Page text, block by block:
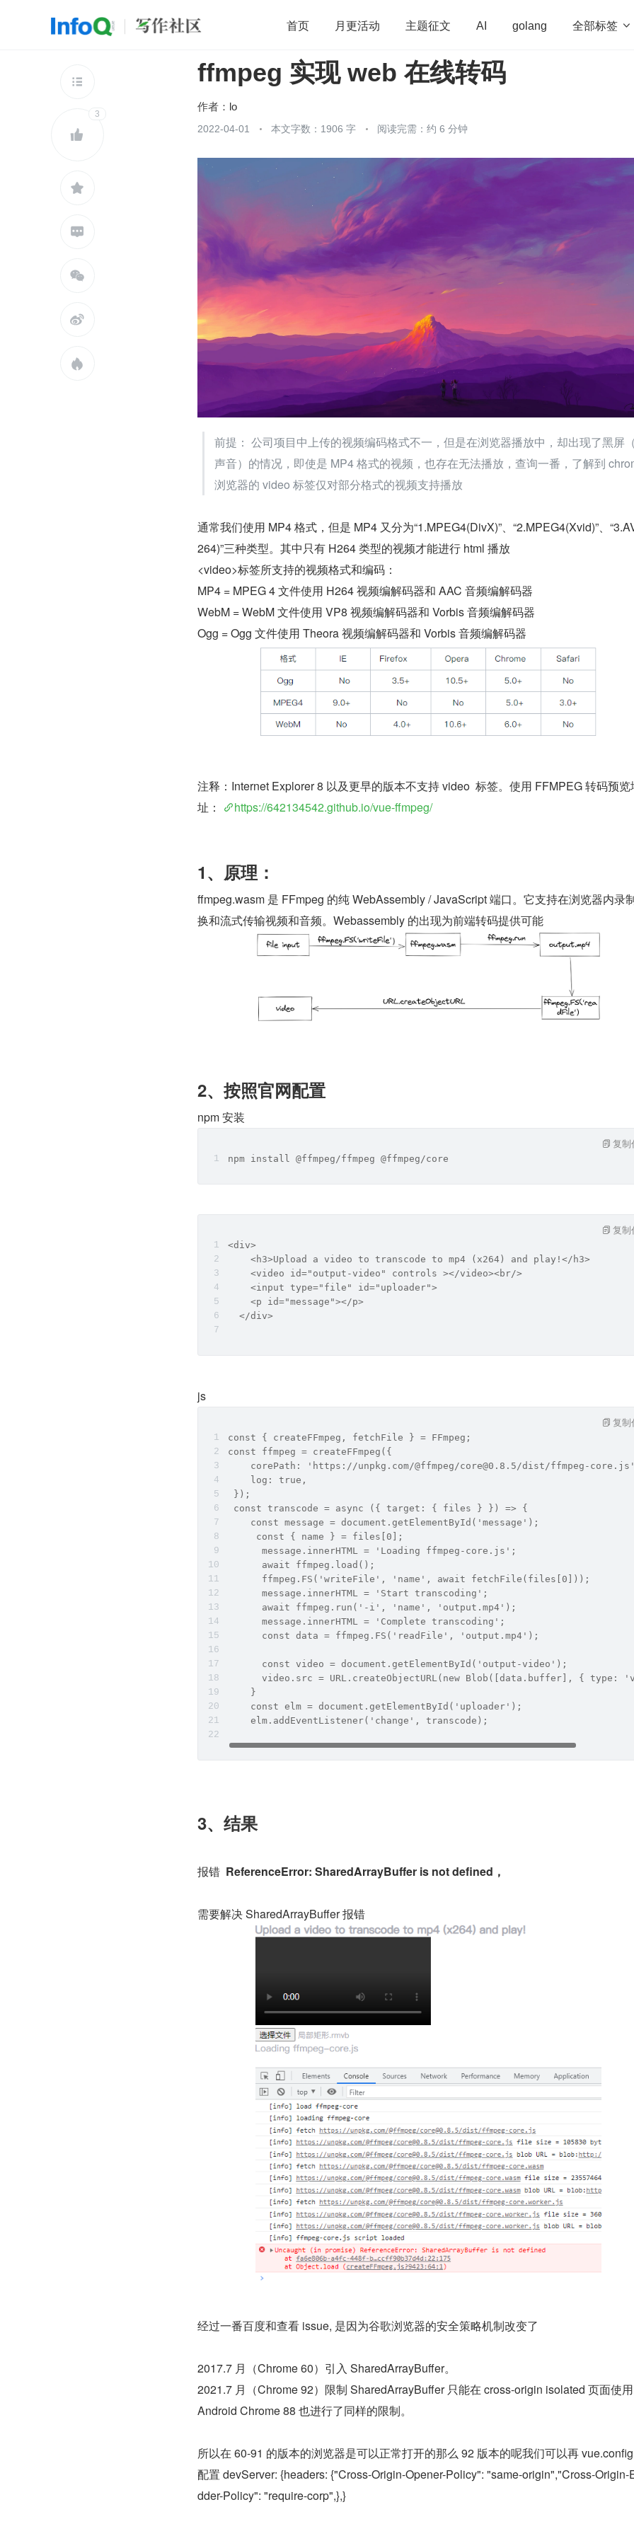
首页 月更活动 主题征文 AI golang 全部标签 
开源 架构 OpenHarmony 算法 学习方法
查看更多


3





ffmpeg 实现 web 在线转码
作者： lo
2022-04-01 本文字数：1906 字 阅读完需：约 6 分钟
前提： 公司项目中上传的视频编码格式不一，但是在浏览器播放中，却出现了黑屏
声音）的情况，即使是 MP4 格式的视频，也存在无法播放，查询一番，了解到
浏览器的 video 标签仅对部分格式的视频支持播放
通常我们使用 MP4 格式，但是 MP4 又分为“1.MPEG4(DivX)”、“2.MPEG4(Xvid)”、
264)”三种类型。其中只有 H264 类型的视频才能进行 html 播放
<video>标签所支持的视频格式和编码：
MP4 = MPEG 4 文件使用 H264 视频编解码器和 AAC 音频编解码器
WebM = WebM 文件使用 VP8 视频编解码器和 Vorbis 音频编解码器
Ogg = Ogg 文件使用 Theora 视频编解码器和 Vorbis 音频编解码器
注释：Internet Explorer 8 以及更早的版本不支持 video  标签。使用 FFMPEG 转码预览
址：
https://642134542.github.io/vue-ffmpeg/
1、原理：
ffmpeg.wasm 是 FFmpeg 的纯 WebAssembly / JavaScript 端口。它支持在浏览器内录
换和流式传输视频和音频。Webassembly 的出现为前端转码提供可能
2、按照官网配置
npm 安装
npm install @ffmpeg/ffmpeg @ffmpeg/core
复制
<div>
    <h3>Upload a video to transcode to mp4 (x264) and play!</h3>
    <video id="output-video" controls ></video><br/>
    <input type="file" id="uploader">
    <p id="message"></p>
  </div>
复制
js
const { createFFmpeg, fetchFile } = FFmpeg;
const ffmpeg = createFFmpeg({
corePath: 'https://unpkg.com/@ffmpeg/core@0.8.5/dist/ffmpeg-
    log: true,
});
const transcode = async ({ target: { files } }) => {
    const message = document.getElementById('message');
     const { name } = files[0];
      message.innerHTML = 'Loading ffmpeg-core.js';
      await ffmpeg.load();
      ffmpeg.FS('writeFile', 'name', await fetchFile(files[0]));
      message.innerHTML = 'Start transcoding';
      await ffmpeg.run('-i', 'name', 'output.mp4');
      message.innerHTML = 'Complete transcoding';
      const data = ffmpeg.FS('readFile', 'output.mp4');
      const video = document.getElementById('output-video');
video.src = URL.createObjectURL(new Blob([data.buffer], { type:
    }
    const elm = document.getElementById('uploader');
    elm.addEventListener('change', transcode);
复制
3、结果
报错 ReferenceError: SharedArrayBuffer is not defined，
需要解决 SharedArrayBuffer 报错
经过一番百度和查看 issue, 是因为谷歌浏览器的安全策略机制改变了
2017.7 月（Chrome 60）引入 SharedArrayBuffer。
2021.7 月（Chrome 92）限制 SharedArrayBuffer 只能在 cross-origin isolated 页面使用
Android Chrome 88 也进行了同样的限制。
所以在 60-91 的版本的浏览器是可以正常打开的那么 92 版本的呢我们可以再
配置 devServer: {headers: {"Cross-Origin-Opener-Policy": "same-origin","Cross-Origin-
dder-Policy": "require-corp",},}